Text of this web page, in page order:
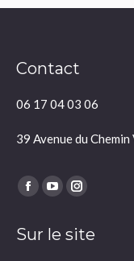
Contact
06 17 04 03 06
39 Avenue du
Trouvez nous sur :
Facebook
opens
YouTube
opens
Instagram
opens
Sur le site